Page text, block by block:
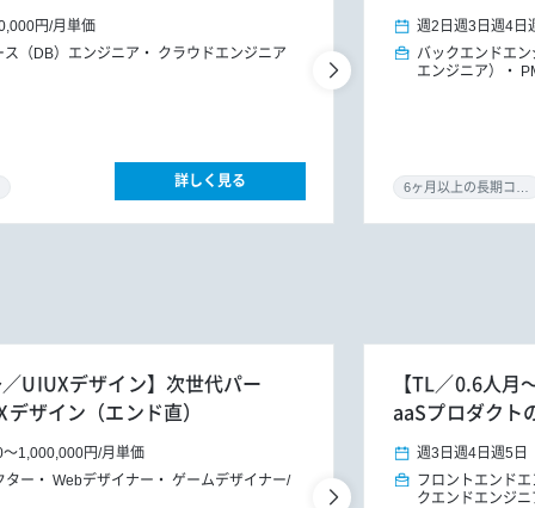
円/月単価
ス（DB）エンジニア クラウドエンジニア
詳しく見る
週2日 週3日 週4日
バックエンドエン
エンジニア）
UIUXデザイン】次世代パー
ザイン（エンド直）
～1,000,000円/月単価
ター Webデザイナー
ゲームデザイナー/
【TL／0.6人
aaSプロダクト
週3日 週4日 週5日
フロントエンド
クエンドエンジ